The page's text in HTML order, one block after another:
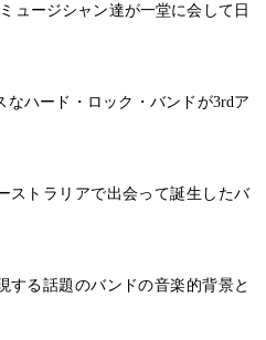
ュージシャン達が一堂に会して日
ハード・ロック・バンドが3rdア
ストラリアで出会って誕生したバ
する話題のバンドの音楽的背景と